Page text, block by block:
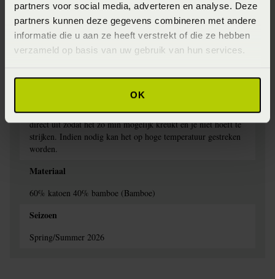
partners voor social media, adverteren en analyse. Deze
partners kunnen deze gegevens combineren met andere
informatie die u aan ze heeft verstrekt of die ze hebben
verzameld op basis van uw gebruik van hun services.
OK
sepia pink (Roze)
Het is aan te bevelen om dekbedovertrekken met donkere
met lichte kleuren op maximaal 60°C. Was binnenstebuiten
dekbedovertrek kunt genieten. Het dekbedovertrek kan op
lage temperatuur gedroogd worden in de droger. Haal het
direct uit zodat het zo min mogelijk kreukt en je niet hoeft te
strijken. Indien nodig kan het op hoge temperatuur gestreken
worden.
Materiaal
60% katoen 40% bamboe (Bamboe)
Seizoen
Spring/Summer 2026